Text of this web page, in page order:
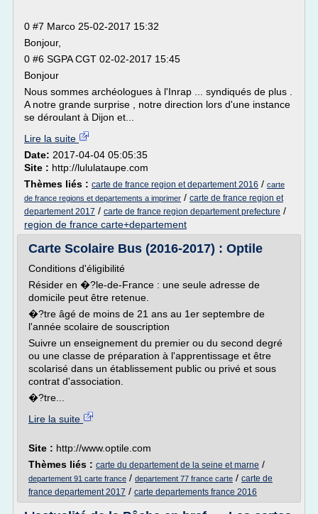
0 #7 Marco 25-02-2017 15:32
Bonjour,
0 #6 SGPA CGT 02-02-2017 15:45
Bonjour
Nous sommes archéologues à l'Inrap ... syndiqués de plus .
A notre grande surprise , notre direction lors d'une instance
se déroulant à Dijon et...
Lire la suite
Date: 2017-04-04 05:05:35
Site : http://lululataupe.com
Thèmes liés : carte de france region et departement 2016 / carte
de france regions et departements a imprimer / carte de france region et
departement 2017 / carte de france region departement prefecture /
region de france carte+departement
Carte Scolaire Bus (2016-2017) : Optile
Conditions d'éligibilité
Résider en �?le-de-France : une seule adresse de
domicile peut être retenue.
�?tre âgé de moins de 21 ans au 1er septembre de
l'année scolaire de souscription
Suivre un enseignement du premier ou du second degré
ou une classe de préparation à l'apprentissage et être
scolarisé dans un établissement public ou privé et sous
contrat d'association.
�?tre...
Lire la suite
Site : http://www.optile.com
Thèmes liés : carte du departement de la seine et marne /
departement 91 carte france / departement 77 france carte / carte de
france departement 2017 / carte departements france 2016